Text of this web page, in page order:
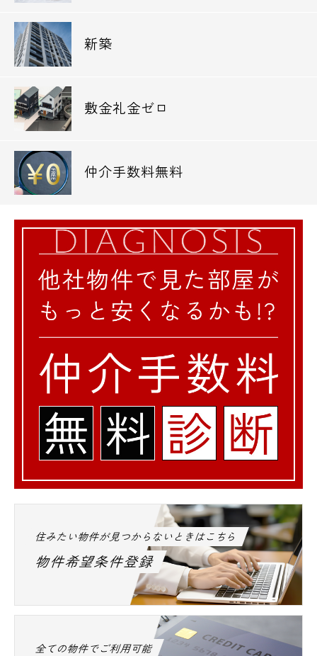
新築
敷金礼金ゼロ
仲介手数料無料
住みたい物件が見つからないときはこちら
物件希望条件登録
全ての物件でご利用可能